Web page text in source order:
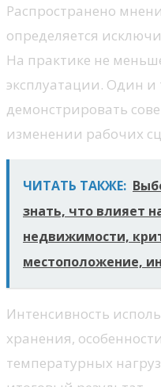
Распространено
определяется
На практике не
эксплуатации. Один и
демонстрировать
изменении рабочих
ЧИТАТЬ ТАКЖЕ:
знать, что влияет
недвижимости,
местоположение,
Интенсивность
хранения,
температурных